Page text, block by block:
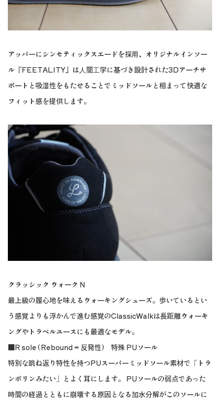
アッパーにシンセティックスエードを採用、オリジナルインソー
ル『FEETALITY』は⼈間⼯学に基づき設計された3Dアーチサ
ポートと吸湿性をもたせることでミッドソールと相まって快適な
フィット感を提供します。
クラッシック ウォーク N
最上級の履心地を味えるウォーキングシューズ。歩いているとい
う感覚よりも浮かんで進む感覚のClassicWalkは長距離ウォーキ
ングやトラベルユースにも最適なモデル。
■R sole (Rebound = 反発性) 特殊 PUソール
特別な跳ね返り特性を持つPUスーパーミッドソール素材で「トラ
ンポリンみたい」とよく耳にします。 PUソールの弱点であった
時間の経過とともに崩壊する原因となる加水分解がこのソールに